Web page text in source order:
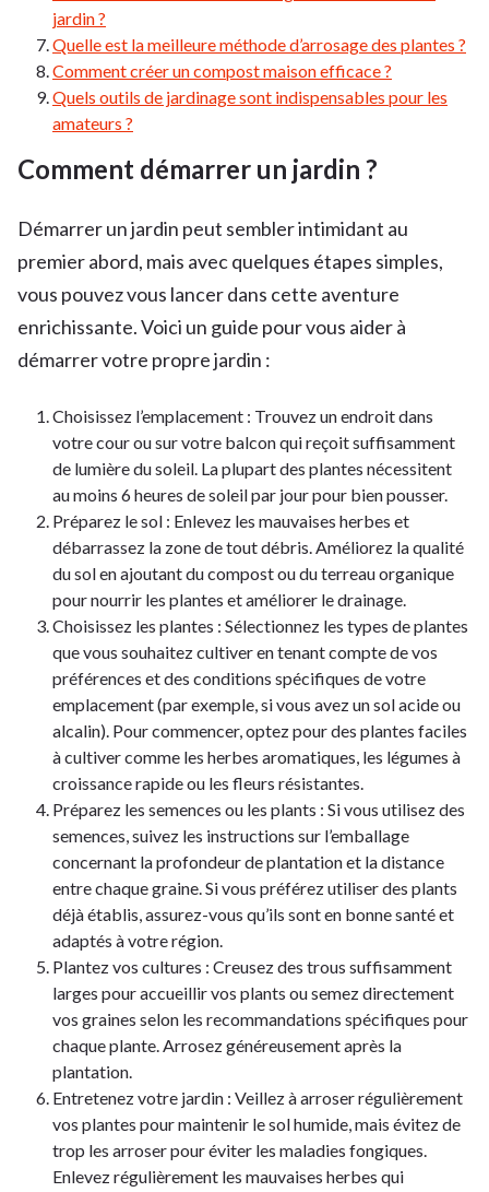
jardin ?
Quelle est la meilleure méthode d’arrosage des plantes ?
Comment créer un compost maison efficace ?
Quels outils de jardinage sont indispensables pour les
amateurs ?
Comment démarrer un jardin ?
Démarrer un jardin peut sembler intimidant au
premier abord, mais avec quelques étapes simples,
vous pouvez vous lancer dans cette aventure
enrichissante. Voici un guide pour vous aider à
démarrer votre propre jardin :
Choisissez l’emplacement : Trouvez un endroit dans
votre cour ou sur votre balcon qui reçoit suffisamment
de lumière du soleil. La plupart des plantes nécessitent
au moins 6 heures de soleil par jour pour bien pousser.
Préparez le sol : Enlevez les mauvaises herbes et
débarrassez la zone de tout débris. Améliorez la qualité
du sol en ajoutant du compost ou du terreau organique
pour nourrir les plantes et améliorer le drainage.
Choisissez les plantes : Sélectionnez les types de plantes
que vous souhaitez cultiver en tenant compte de vos
préférences et des conditions spécifiques de votre
emplacement (par exemple, si vous avez un sol acide ou
alcalin). Pour commencer, optez pour des plantes faciles
à cultiver comme les herbes aromatiques, les légumes à
croissance rapide ou les fleurs résistantes.
Préparez les semences ou les plants : Si vous utilisez des
semences, suivez les instructions sur l’emballage
concernant la profondeur de plantation et la distance
entre chaque graine. Si vous préférez utiliser des plants
déjà établis, assurez-vous qu’ils sont en bonne santé et
adaptés à votre région.
Plantez vos cultures : Creusez des trous suffisamment
larges pour accueillir vos plants ou semez directement
vos graines selon les recommandations spécifiques pour
chaque plante. Arrosez généreusement après la
plantation.
Entretenez votre jardin : Veillez à arroser régulièrement
vos plantes pour maintenir le sol humide, mais évitez de
trop les arroser pour éviter les maladies fongiques.
Enlevez régulièrement les mauvaises herbes qui